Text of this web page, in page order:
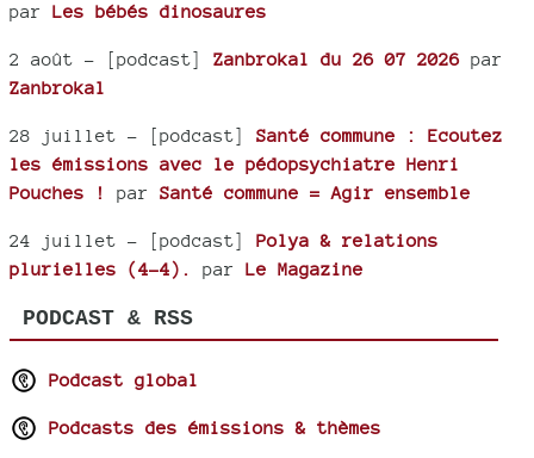
par Les bébés dinosaures
2 août - [podcast] Zanbrokal du 26 07 2026 par
Zanbrokal
28 juillet - [podcast] Santé commune : Ecoutez
les émissions avec le pédopsychiatre Henri
Pouches !
par Santé commune = Agir ensemble
24 juillet - [podcast] Polya & relations
plurielles (4-4).
par Le Magazine
PODCAST & RSS
Podcast global
Podcasts des émissions & thèmes